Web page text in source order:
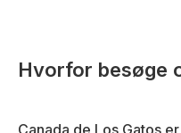
Hvorfor besøge
Canada de Los Gatos